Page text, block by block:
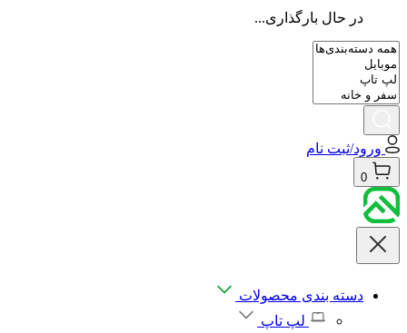
در حال بارگذاری...
ورود/ثبت نام
0
دسته بندی محصولات
لپ تاپ